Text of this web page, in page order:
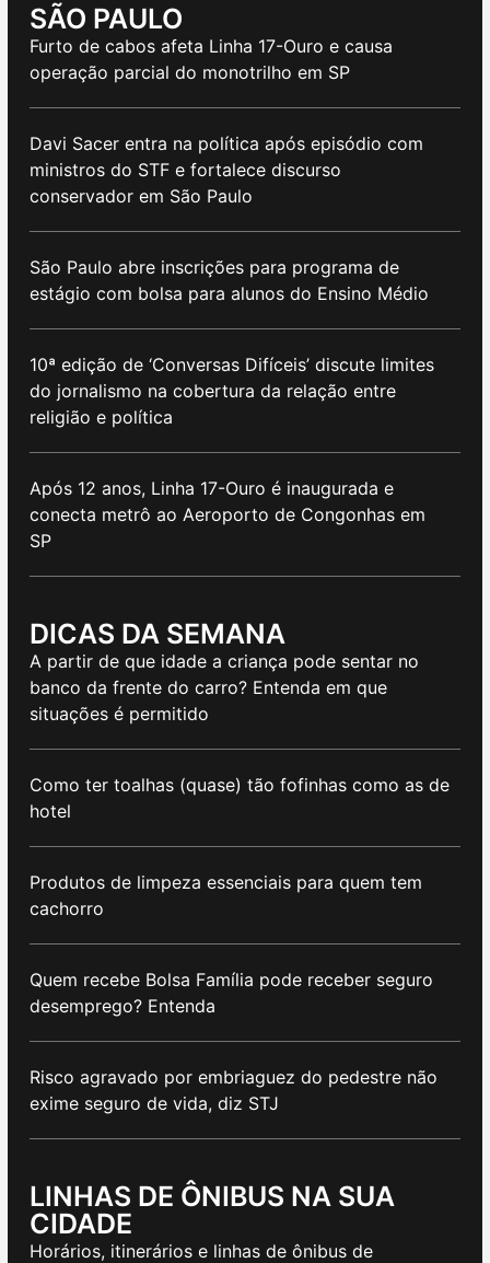
SÃO PAULO
Furto de cabos afeta Linha 17-Ouro e causa
operação parcial do monotrilho em SP
Davi Sacer entra na política após episódio com
ministros do STF e fortalece discurso
conservador em São Paulo
São Paulo abre inscrições para programa de
estágio com bolsa para alunos do Ensino Médio
10ª edição de ‘Conversas Difíceis’ discute limites
do jornalismo na cobertura da relação entre
religião e política
Após 12 anos, Linha 17-Ouro é inaugurada e
conecta metrô ao Aeroporto de Congonhas em
SP
DICAS DA SEMANA
A partir de que idade a criança pode sentar no
banco da frente do carro? Entenda em que
situações é permitido
Como ter toalhas (quase) tão fofinhas como as de
hotel
Produtos de limpeza essenciais para quem tem
cachorro
Quem recebe Bolsa Família pode receber seguro
desemprego? Entenda
Risco agravado por embriaguez do pedestre não
exime seguro de vida, diz STJ
LINHAS DE ÔNIBUS NA SUA
CIDADE
Horários, itinerários e linhas de ônibus de